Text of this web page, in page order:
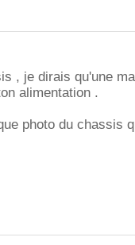
, je dirais qu'une
alimentation .
photo du chassis